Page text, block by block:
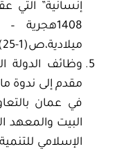
ميلادية،ص(1-25).
وظائف الدولة
مقدم إلى ندوة
في عمان
البيت والمعهد